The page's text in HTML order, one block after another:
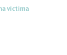
víctima